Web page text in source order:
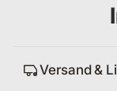
Versand &